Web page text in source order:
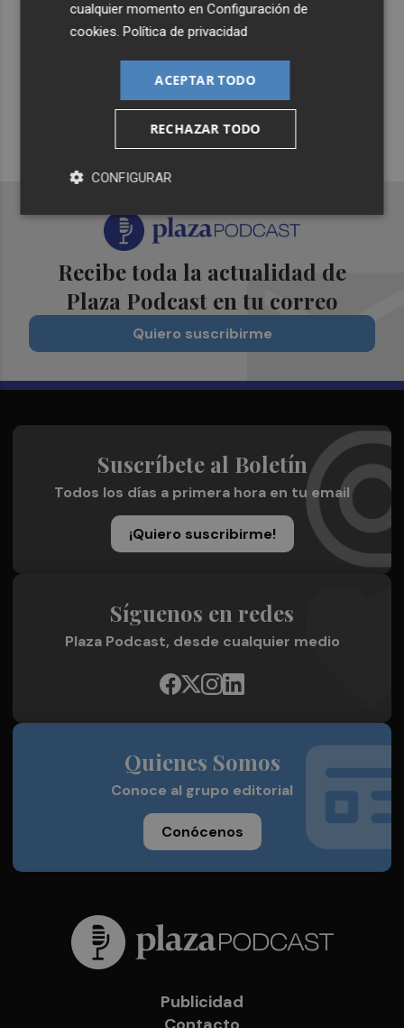
Suscríbete al canal de
Whatsapp
Siempre al día de las últimas noticias
Recibe toda la actualidad de
Plaza Podcast en tu correo
Quiero suscribirme
Suscríbete al Boletín
Todos los días a primera hora en tu email
¡Quiero suscribirme!
Síguenos en redes
Plaza Podcast, desde cualquier medio
Quienes Somos
Conoce al grupo editorial
Conócenos
Publicidad
cualquier momento enConfiguración de
cookies.Política de privacidad
ACEPTAR TODO
RECHAZAR TODO
CONFIGURAR